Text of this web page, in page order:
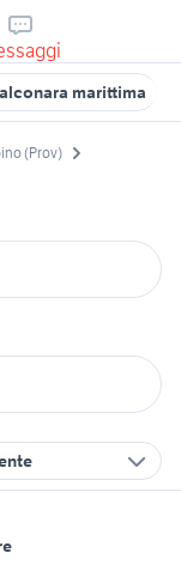
marittima
(Prov)